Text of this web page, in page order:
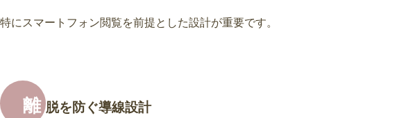
特にスマートフォン閲覧を前提とした設計が重要です。
離 脱を防ぐ導線設計